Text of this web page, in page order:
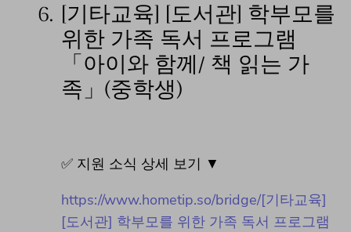
6. [기타교육] [도서관] 학부모를
위한 가족 독서 프로그램
「아이와 함께/ 책 읽는 가
족」(중학생)
✅ 지원 소식 상세 보기 ▼
https://www.hometip.so/bridge/[기타교육]
[도서관] 학부모를 위한 가족 독서 프로그램